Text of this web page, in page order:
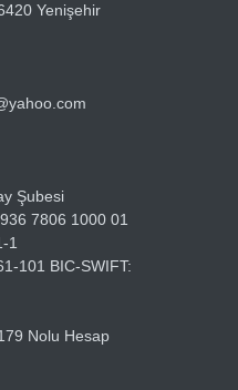
Yenişehir
Şubesi
7806 1000 01
1
101 BIC-SWIFT:
Nolu Hesap